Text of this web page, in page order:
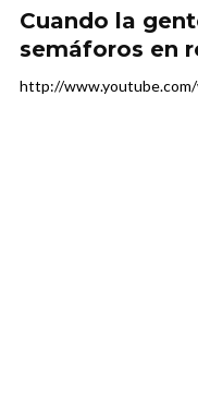
Cuando la
semáforos en
http://www.youtube.com/